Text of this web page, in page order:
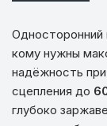
Односторонний
кому нужны
надёжность
сцепления до
глубоко